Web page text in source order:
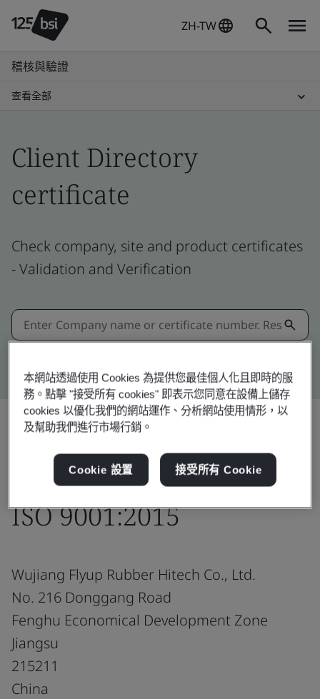
ZH-TW
稽核與驗證
查看全部
Client Directory
certificate
Check company, site and product certificates
- Validation and Verification
分享:
ISO 9001:2015
Wujiang Flyup Rubber Hitech Co., Ltd.
No. 216 Donggang Road
Fenghu Economical Development Zone
Jiangsu
215211
China
本網站透過使用 Cookies 為提供您最佳個人化且即時的服
務。點擊 "接受所有 cookies" 即表示您同意在設備上儲存
cookies 以優化我們的網站運作、分析網站使用情形，以
及幫助我們進行市場行銷。
Cookie 設置 接受所有 Cookie